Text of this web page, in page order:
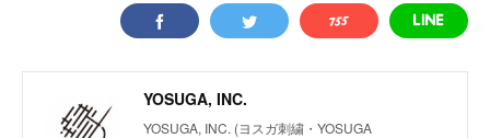
YOSUGA, INC.
YOSUGA, INC. (ヨスガ刺繍・YOSUGA